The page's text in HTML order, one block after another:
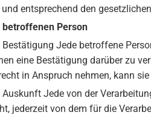
entsprechend den
betroffenen Person
Bestätigung Jede betroffene
eine Bestätigung darüber zu
in Anspruch nehmen, kann
Auskunft Jede von der
jederzeit von dem für die